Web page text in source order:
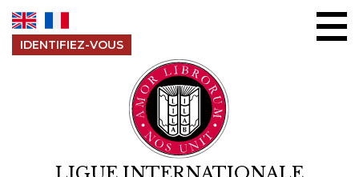
IDENTIFIEZ-VOUS